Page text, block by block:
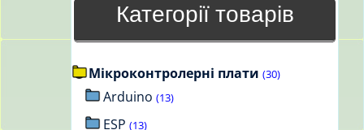
Категорії товарів
Мікроконтролерні плати (30)
Arduino (13)
ESP (13)